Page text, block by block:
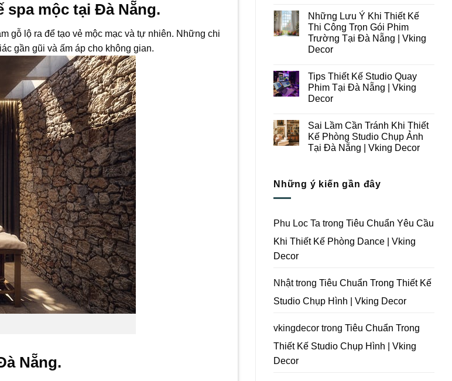
spa mộc tại Đà Nẵng.
gỗ lộ ra để tạo vẻ mộc mạc và tự nhiên. Những chi
gần gũi và ấm áp cho không gian.
Nẵng.
Thi
Công
Studio
Chụp
Ảnh
Tại
Vking
Decor
bình
luận
ở
Những
Lưu
Ý
Kế
Thi
Công
Trọn
Quay
Phim
Tại
Đà
Nẵng
Những Lưu Ý Khi Thiết Kế
Thi Công Trọn Gói Phim
Trường Tại Đà Nẵng | Vking
Decor
bình
luận
ở
Những
Khi
Thiết
Kế
Thi
Công
Trường
Tại
Vking
Decor
Tips Thiết Kế Studio Quay
Phim Tại Đà Nẵng | Vking
Decor
bình
luận
ở
Tips
Quay
Phim
Vking
Sai Lầm Cần Tránh Khi Thiết
Kế Phòng Studio Chụp Ảnh
Tại Đà Nẵng | Vking Decor
luận
ở
Tránh
Khi
Kế
Tại
Đà
Nẵng
|
Những ý kiến gần đây
Phu Loc Ta trong Tiêu Chuẩn Yêu Cầu
Khi Thiết Kế Phòng Dance | Vking
Decor
Nhậttrong Tiêu Chuẩn Trong Thiết Kế
Studio Chụp Hình | Vking Decor
vkingdecor trong Tiêu Chuẩn Trong
Thiết Kế Studio Chụp Hình | Vking
Decor